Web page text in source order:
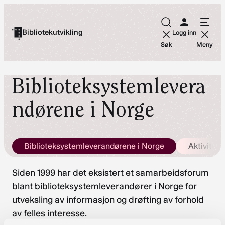
innholdBibliotekutvikling
Søk
Logg inn
Meny
Biblioteksystemlevera
ndørene i Norge
Biblioteksystemleverandørene i Norge
Siden 1999 har det eksistert et samarbeidsforum
blant biblioteksystemleverandører i Norge for
utveksling av informasjon og drøfting av forhold
av felles interesse.